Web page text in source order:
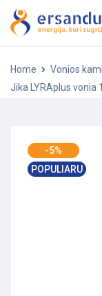
Home Vonios
Jika LYRAplus vonia
-5%
POPULIARU